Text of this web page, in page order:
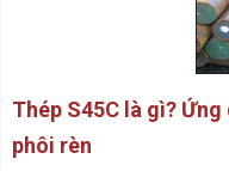
Thép S45C là gì?
phôi rèn